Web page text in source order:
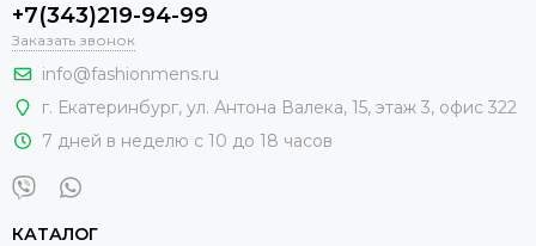
+7(343)219-94-99
Заказать звонок
info@fashionmens.ru
г. Екатеринбург, ул. Антона Валека, 15, этаж 3, офис 322
7 дней в неделю с 10 до 18 часов
КАТАЛОГ